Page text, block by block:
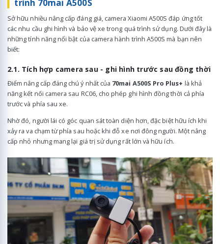
trình 70mai A500S
Sở hữu nhiều nâng cấp đáng giá, camera Xiaomi A500S đáp ứng tốt
các nhu cầu ghi hình và bảo vệ xe trong quá trình sử dụng. Dưới đây là
những tính năng nổi bật của camera hành trình A500S mà bạn nên
biết:
2.1. Tích hợp camera sau - ghi hình trước sau đồng thời
Điểm nâng cấp đáng chú ý nhất của 70mai A500S Pro Plus+ là khả
năng kết nối camera sau RC06, cho phép ghi hình đồng thời cả phía
trước và phía sau xe.
Nhờ đó, người lái có góc quan sát toàn diện hơn, đặc biệt hữu ích khi
xảy ra va chạm từ phía sau hoặc khi đỗ xe nơi đông người. Một nâng
cấp nhỏ nhưng mang lại giá trị sử dụng rất lớn và hữu ích.